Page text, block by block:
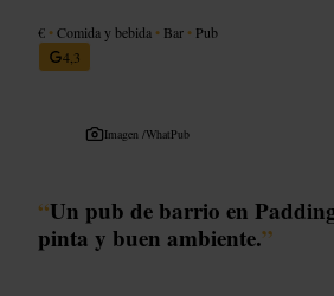
€ •Comida y bebida • Bar • Pub
4,3
Imagen /WhatPub
“Un pub de barrio en
pinta y buen ambiente.”